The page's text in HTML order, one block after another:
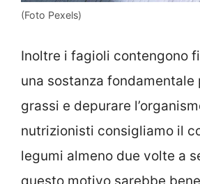
(Foto Pexels)
Inoltre i fagioli contengono
una sostanza fondamentale
grassi e depurare
nutrizionisti consigliamo il
legumi almeno due volte a